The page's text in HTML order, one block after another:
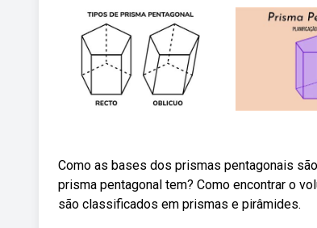
Como as bases dos prismas pentagonais
prisma pentagonal tem? Como encontrar o
são classificados em prismas e pirâmides.